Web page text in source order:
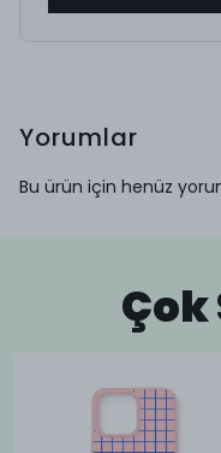
Yorumlar
Bu ürün için henüz